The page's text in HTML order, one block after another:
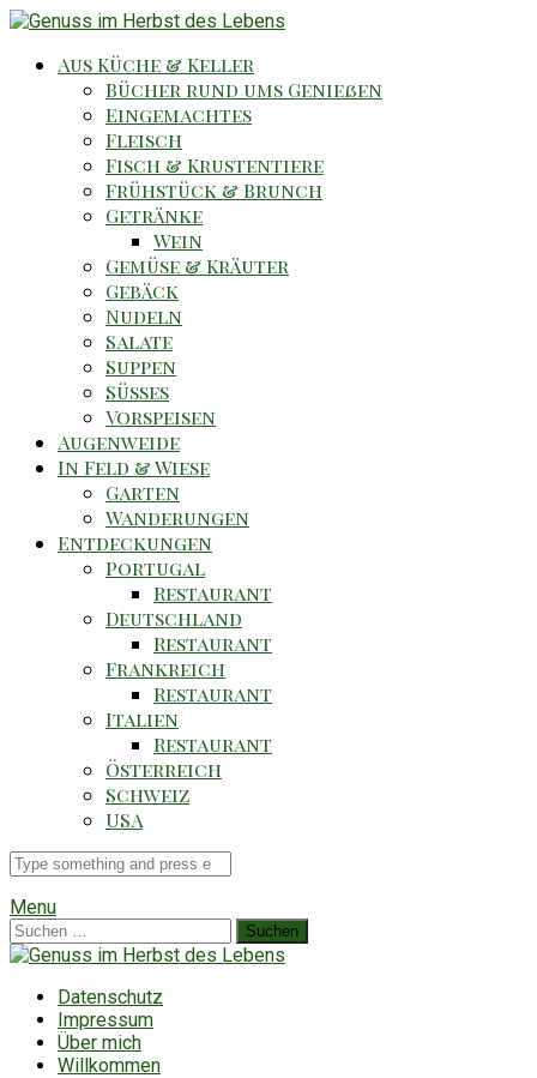
Aus Küche & Keller
Bücher rund ums Genießen
Eingemachtes
Fleisch
Fisch & Krustentiere
Frühstück & Brunch
Getränke
Wein
Gemüse & Kräuter
Gebäck
Nudeln
Salate
Suppen
Süsses
Vorspeisen
Augenweide
In Feld & Wiese
Garten
Wanderungen
Entdeckungen
Portugal
Restaurant
Deutschland
Restaurant
Frankreich
Restaurant
Italien
Restaurant
Österreich
Schweiz
USA
Suche
für
Menu
Suchen
nach:
Datenschutz
Impressum
Über mich
Willkommen